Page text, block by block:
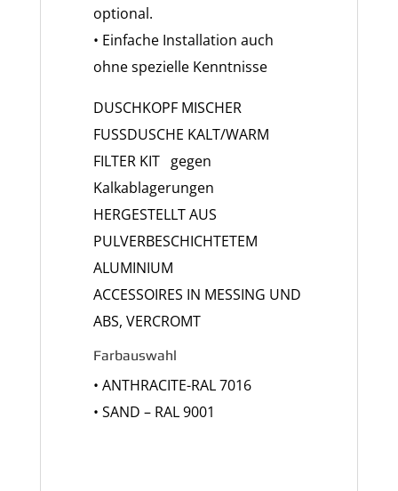
optional.
• Einfache Installation auch
ohne spezielle Kenntnisse
DUSCHKOPF MISCHER
FUSSDUSCHE KALT/WARM
FILTER KIT gegen
Kalkablagerungen
HERGESTELLT AUS
PULVERBESCHICHTETEM
ALUMINIUM
ACCESSOIRES IN MESSING UND
ABS, VERCROMT
Farbauswahl
• ANTHRACITE-RAL 7016
• SAND – RAL 9001